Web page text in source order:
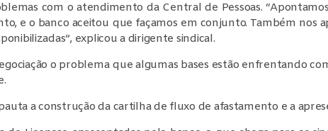
com o atendimento da Central de Pessoas.
e o banco aceitou que façamos em conjunto. Também nos
explicou a dirigente sindical.
o problema que algumas bases estão enfrentando
a construção da cartilha de fluxo de afastamento e a